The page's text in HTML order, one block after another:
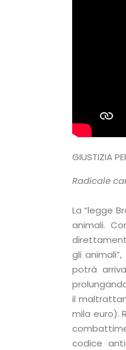
GIUSTIZIA
Radicale
La “legge
animali.
gli
potrà
il
mila euro).
codice